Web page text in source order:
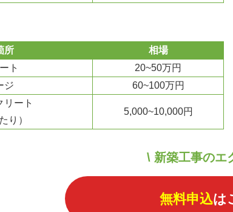
所
相場
ト
20~50万円
ジ
60~100万円
リート
り）
5,000~10,000円
\ 新築工事のエ
無料申込は